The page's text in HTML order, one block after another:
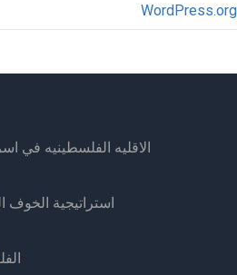
WordPress.org
الاقليه الفلسطينيه في
استراتيجية الخوف